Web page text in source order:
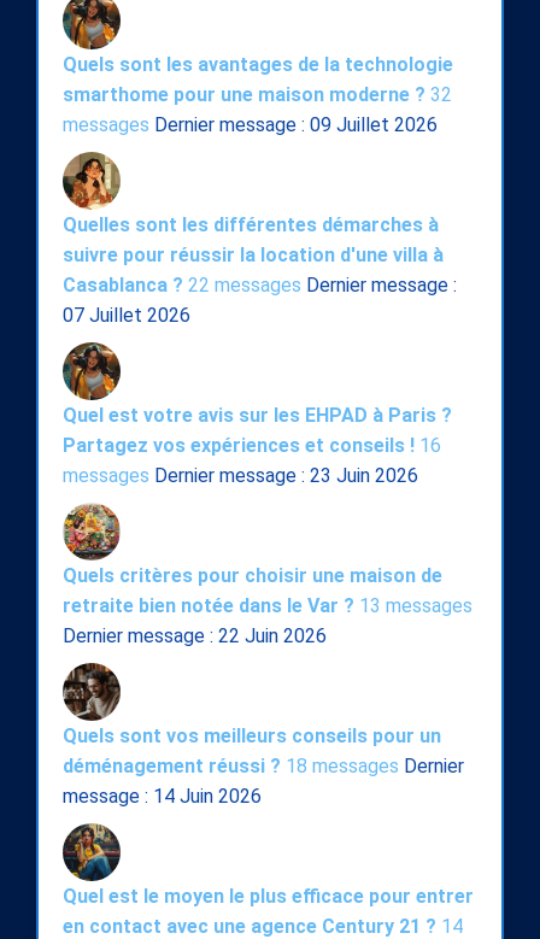
Quels sont les avantages de la technologie
smarthome pour une maison moderne ? 32
messages Dernier message : 09 Juillet 2026
Quelles sont les différentes démarches à
suivre pour réussir la location d'une villa à
Casablanca ? 22 messages Dernier message :
07 Juillet 2026
Quel est votre avis sur les EHPAD à Paris ?
Partagez vos expériences et conseils ! 16
messages Dernier message : 23 Juin 2026
Quels critères pour choisir une maison de
retraite bien notée dans le Var ? 13 messages
Dernier message : 22 Juin 2026
Quels sont vos meilleurs conseils pour un
déménagement réussi ? 18 messages Dernier
message : 14 Juin 2026
Quel est le moyen le plus efficace pour entrer
en contact avec une agence Century 21 ? 14